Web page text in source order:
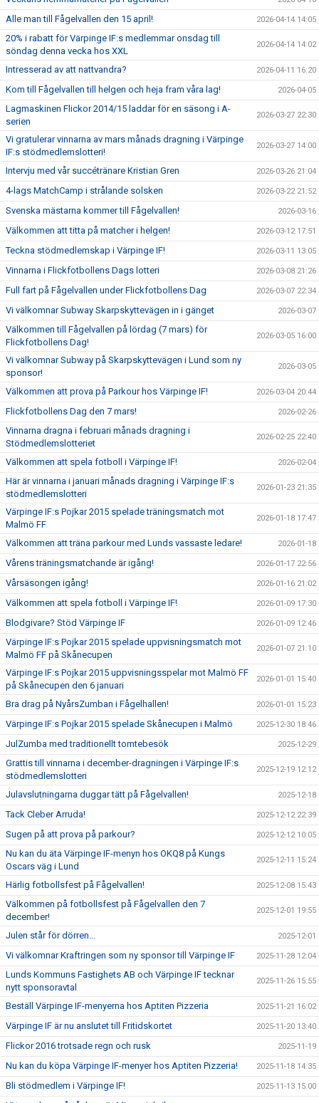
Alle man till Fågelvallen den 15 april! 2026-04-14 14:05
20% i rabatt för Värpinge IF:s medlemmar onsdag till
söndag denna vecka hos XXL
2026-04-14 14:02
Intresserad av att nattvandra? 2026-04-11 16:20
Kom till Fågelvallen till helgen och heja fram våra lag! 2026-04-05
Lagmaskinen Flickor 2014/15 laddar för en säsong i A-
serien
2026-03-27 22:30
Vi gratulerar vinnarna av mars månads dragning i Värpinge
IF:s stödmedlemslotteri!
2026-03-27 14:00
Intervju med vår succétränare Kristian Gren 2026-03-26 21:04
4-lags MatchCamp i strålande solsken 2026-03-22 21:52
Svenska mästarna kommer till Fågelvallen! 2026-03-16
Välkommen att titta på matcher i helgen! 2026-03-12 17:51
Teckna stödmedlemskap i Värpinge IF! 2026-03-11 13:05
Vinnarna i Flickfotbollens Dags lotteri 2026-03-08 21:26
Full fart på Fågelvallen under Flickfotbollens Dag 2026-03-07 22:34
Vi välkomnar Subway Skarpskyttevägen in i gänget 2026-03-07
Välkommen till Fågelvallen på lördag (7 mars) för
Flickfotbollens Dag!
2026-03-05 16:00
Vi välkomnar Subway på Skarpskyttevägen i Lund som ny
sponsor!
2026-03-05
Välkommen att prova på Parkour hos Värpinge IF! 2026-03-04 20:44
Flickfotbollens Dag den 7 mars! 2026-02-26
Vinnarna dragna i februari månads dragning i
Stödmedlemslotteriet
2026-02-25 22:40
Välkommen att spela fotboll i Värpinge IF! 2026-02-04
Här är vinnarna i januari månads dragning i Värpinge IF:s
stödmedlemslotteri
2026-01-23 21:35
Värpinge IF:s Pojkar 2015 spelade träningsmatch mot
Malmö FF
2026-01-18 17:47
Välkommen att träna parkour med Lunds vassaste ledare! 2026-01-18
Vårens träningsmatchande är igång! 2026-01-17 22:56
Vårsäsongen igång! 2026-01-16 21:02
Välkommen att spela fotboll i Värpinge IF! 2026-01-09 17:30
Blodgivare? Stöd Värpinge IF 2026-01-09 12:46
Värpinge IF:s Pojkar 2015 spelade uppvisningsmatch mot
Malmö FF på Skånecupen
2026-01-07 21:10
Värpinge IF:s Pojkar 2015 uppvisningsspelar mot Malmö FF
på Skånecupen den 6 januari
2026-01-01 15:40
Bra drag på NyårsZumban i Fågelhallen! 2026-01-01 15:23
Värpinge IF:s Pojkar 2015 spelade Skånecupen i Malmö 2025-12-30 18:46
JulZumba med traditionellt tomtebesök 2025-12-29
Grattis till vinnarna i december-dragningen i Värpinge IF:s
stödmedlemslotteri
2025-12-19 12:12
Julavslutningarna duggar tätt på Fågelvallen! 2025-12-18
Tack Cleber Arruda! 2025-12-12 22:39
Sugen på att prova på parkour? 2025-12-12 10:05
Nu kan du äta Värpinge IF-menyn hos OKQ8 på Kungs
Oscars väg i Lund
2025-12-11 15:24
Härlig fotbollsfest på Fågelvallen! 2025-12-08 15:43
Välkommen på fotbollsfest på Fågelvallen den 7
december!
2025-12-01 19:55
Julen står för dörren... 2025-12-01
Vi välkomnar Kraftringen som ny sponsor till Värpinge IF 2025-11-28 12:04
Lunds Kommuns Fastighets AB och Värpinge IF tecknar
nytt sponsoravtal
2025-11-26 15:55
Beställ Värpinge IF-menyerna hos Aptiten Pizzeria 2025-11-21 16:02
Värpinge IF är nu anslutet till Fritidskortet 2025-11-20 13:40
Flickor 2016 trotsade regn och rusk 2025-11-19
Nu kan du köpa Värpinge IF-menyer hos Aptiten Pizzeria! 2025-11-18 14:35
Bli stödmedlem i Värpinge IF! 2025-11-13 15:00